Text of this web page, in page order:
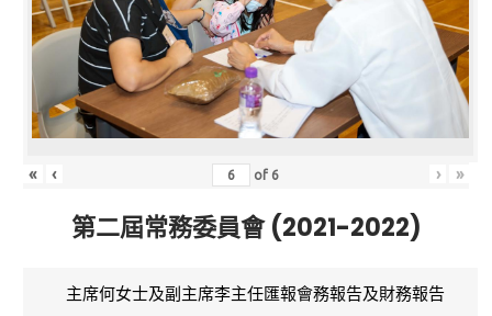
« ‹ of 6 › »
第二屆常務委員會 (2021-2022)
主席何女士及副主席李主任匯報會務報告及財務報告